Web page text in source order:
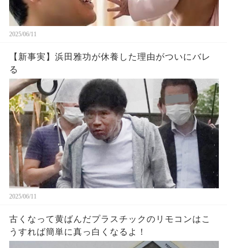
2025/06/11
【新事実】浜田雅功が休養した理由がついにバレ
る
2025/06/11
古くなって黄ばんだプラスチックのリモコンはこ
うすれば簡単に真っ白くなるよ！